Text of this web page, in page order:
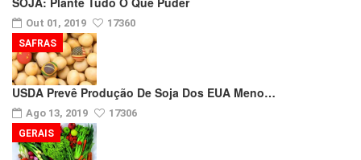
Out 01, 2019 17360
USDA Prevê Produção De Soja Dos EUA Meno…
Ago 13, 2019 17306
SAFRAS
GERAIS